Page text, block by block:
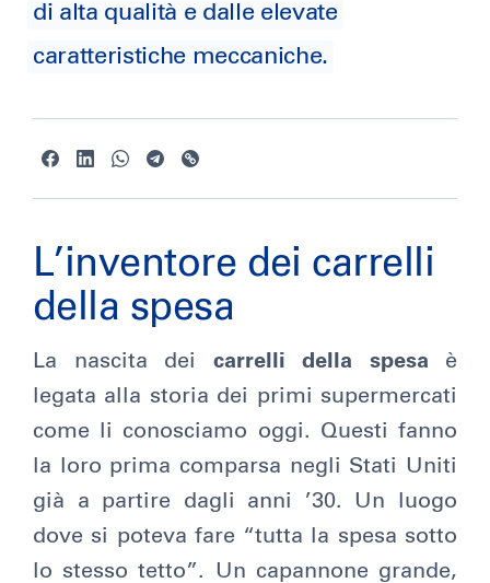
di alta qualità e dalle elevate
caratteristiche meccaniche.
L’inventore dei carrelli
della spesa
La nascita dei carrelli della spesa è
legata alla storia dei primi supermercati
come li conosciamo oggi. Questi fanno
la loro prima comparsa negli Stati Uniti
già a partire dagli anni ’30. Un luogo
dove si poteva fare “tutta la spesa sotto
lo stesso tetto”. Un capannone grande,